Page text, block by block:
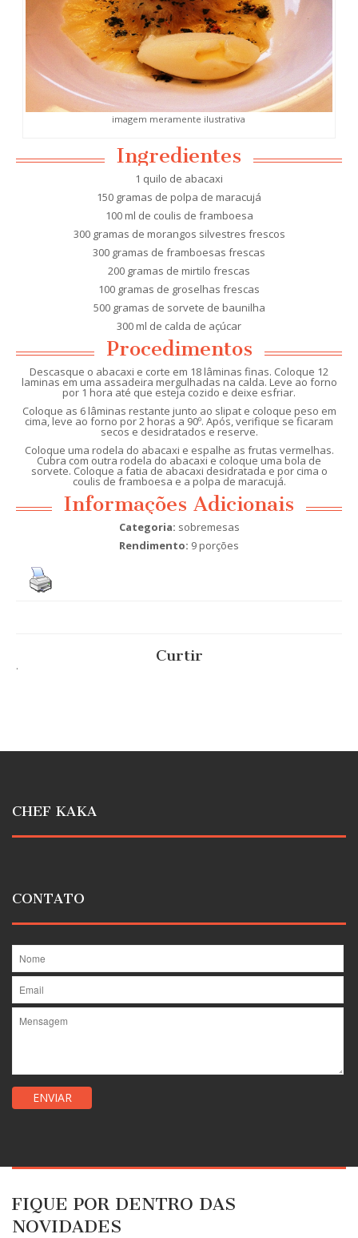
imagem meramente ilustrativa
Ingredientes
1 quilo de abacaxi
150 gramas de polpa de maracujá
100 ml de coulis de framboesa
300 gramas de morangos silvestres frescos
300 gramas de framboesas frescas
200 gramas de mirtilo frescas
100 gramas de groselhas frescas
500 gramas de sorvete de baunilha
300 ml de calda de açúcar
Procedimentos
Descasque o abacaxi e corte em 18 lâminas finas. Coloque 12
laminas em uma assadeira mergulhadas na calda. Leve ao forno
por 1 hora até que esteja cozido e deixe esfriar.
Coloque as 6 lâminas restante junto ao slipat e coloque peso em
cima, leve ao forno por 2 horas a 90º. Após, verifique se ficaram
secos e desidratados e reserve.
Coloque uma rodela do abacaxi e espalhe as frutas vermelhas.
Cubra com outra rodela do abacaxi e coloque uma bola de
sorvete. Coloque a fatia de abacaxi desidratada e por cima o
coulis de framboesa e a polpa de maracujá.
Informações Adicionais
Categoria: sobremesas
Rendimento: 9 porções
Curtir
.
CHEF KAKA
CONTATO
FIQUE POR DENTRO DAS
NOVIDADES